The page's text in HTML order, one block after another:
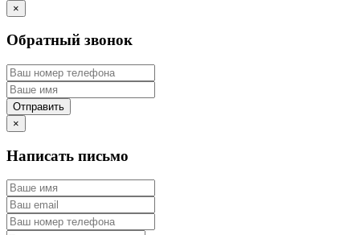
×
Обратный звонок
×
Написать письмо